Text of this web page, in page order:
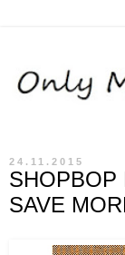
24.11.2015
SHOPBOP
SAVE